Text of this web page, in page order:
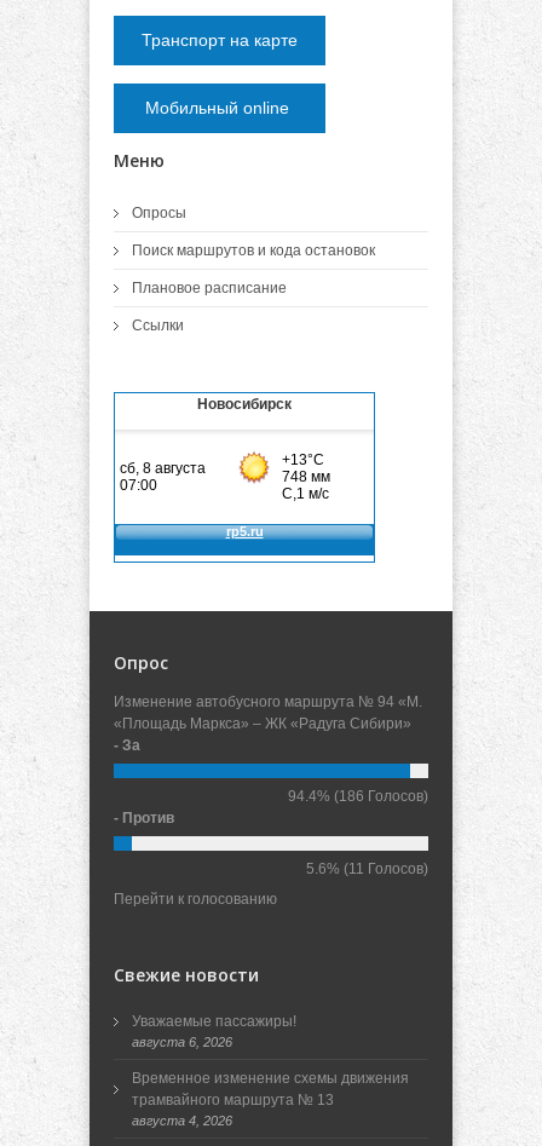
Транспорт на карте
Мобильный online
Меню
Опросы
Поиск маршрутов и кода остановок
Плановое расписание
Ссылки
Новосибирск
Опрос
Изменение автобусного маршрута № 94 «М.
«Площадь Маркса» – ЖК «Радуга Сибири»
- За
94.4% (186 Голосов)
- Против
5.6% (11 Голосов)
Перейти к голосованию
Свежие новости
Уважаемые пассажиры!
августа 6, 2026
Временное изменение схемы движения
трамвайного маршрута № 13
августа 4, 2026